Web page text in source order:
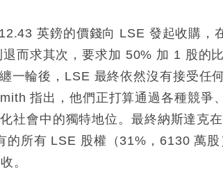
英鎊的價錢向 LSE 發起收購，
而求其次，要求加 50% 加 1 股的比
一輪後，LSE 最終依然沒有接受任
指出，他們正打算通過各種競爭、
社會中的獨特地位。最終納斯達克
所有 LSE 股權（31%，6130 萬股
。